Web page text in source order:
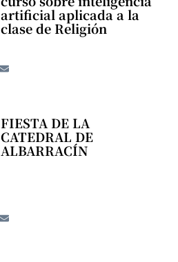
artificial aplicada a la
clase de Religión
FIESTA DE LA
CATEDRAL DE
ALBARRACÍN